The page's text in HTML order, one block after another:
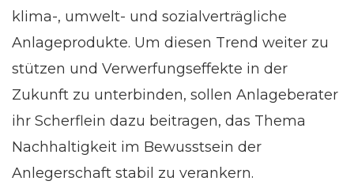
klima-, umwelt- und sozialverträgliche
Anlageprodukte. Um diesen Trend weiter zu
stützen und Verwerfungseffekte in der
Zukunft zu unterbinden, sollen Anlageberater
ihr Scherflein dazu beitragen, das Thema
Nachhaltigkeit im Bewusstsein der
Anlegerschaft stabil zu verankern.